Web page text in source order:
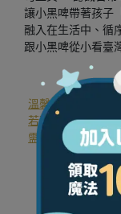
讓小黑啤帶著孩子
融入在生活中、循
跟小黑啤從小看臺
溫馨體醒：
若下載點讀音檔
需要程式更新，